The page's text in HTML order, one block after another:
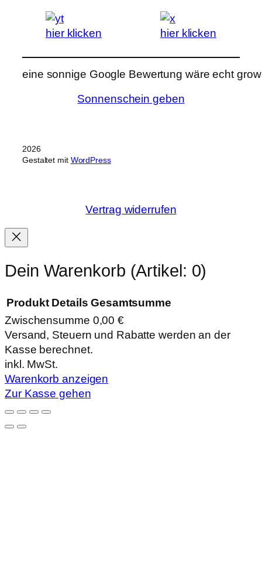
hier klicken hier klicken
eine sonnige Google Bewertung wäre echt
Sonnenschein geben
2026
Gestaltet mit WordPress
Vertrag widerrufen
Dein Warenkorb (Artikel: 0)
Produkte
im
Warenkorb
Produkt Details Gesamtsumme
Zwischensumme 0,00 €
Versand, Steuern und Rabatte werden an der
Kasse berechnet.
inkl. MwSt.
Warenkorb anzeigen
Zur Kasse gehen